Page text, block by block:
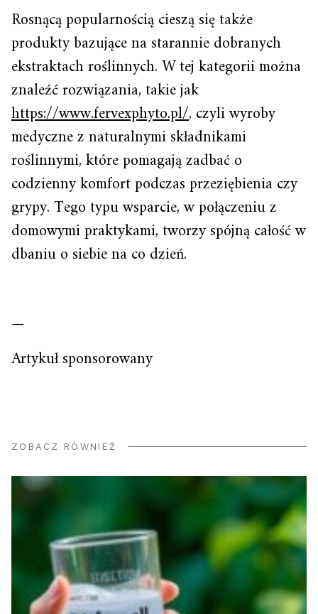
Rosnącą popularnością cieszą się także
produkty bazujące na starannie dobranych
ekstraktach roślinnych. W tej kategorii można
znaleźć rozwiązania, takie jak
https://www.fervexphyto.pl/, czyli wyroby
medyczne z naturalnymi składnikami
roślinnymi, które pomagają zadbać o
codzienny komfort podczas przeziębienia czy
grypy. Tego typu wsparcie, w połączeniu z
domowymi praktykami, tworzy spójną całość w
dbaniu o siebie na co dzień.
—
Artykuł sponsorowany
ZOBACZ RÓWNIEŻ